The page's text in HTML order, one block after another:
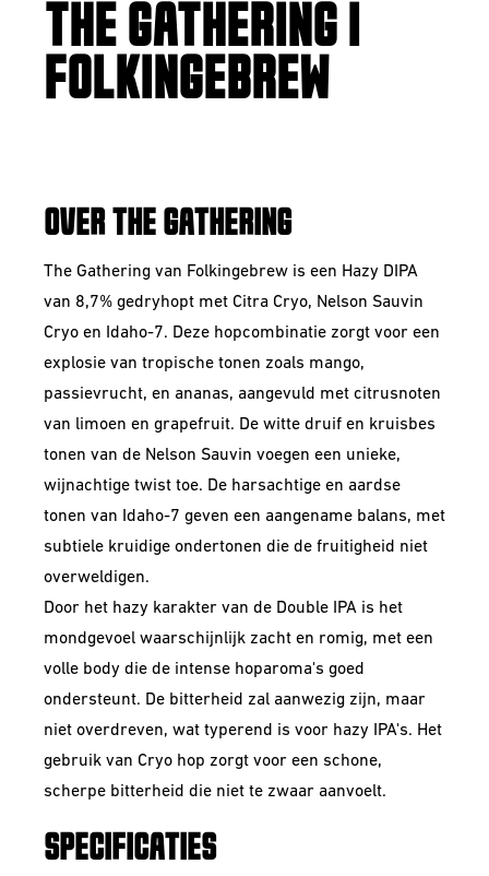
THE GATHERING |
FOLKINGEBREW
OVER THE GATHERING
The Gathering van Folkingebrew is een Hazy DIPA
van 8,7% gedryhopt met Citra Cryo, Nelson Sauvin
Cryo en Idaho-7. Deze hopcombinatie zorgt voor een
explosie van tropische tonen zoals mango,
passievrucht, en ananas, aangevuld met citrusnoten
van limoen en grapefruit. De witte druif en kruisbes
tonen van de Nelson Sauvin voegen een unieke,
wijnachtige twist toe. De harsachtige en aardse
tonen van Idaho-7 geven een aangename balans, met
subtiele kruidige ondertonen die de fruitigheid niet
overweldigen.
Door het hazy karakter van de Double IPA is het
mondgevoel waarschijnlijk zacht en romig, met een
volle body die de intense hoparoma's goed
ondersteunt. De bitterheid zal aanwezig zijn, maar
niet overdreven, wat typerend is voor hazy IPA's. Het
gebruik van Cryo hop zorgt voor een schone,
scherpe bitterheid die niet te zwaar aanvoelt.
SPECIFICATIES